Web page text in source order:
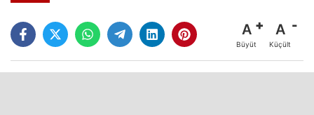
A
Büyüt
A
Küçült